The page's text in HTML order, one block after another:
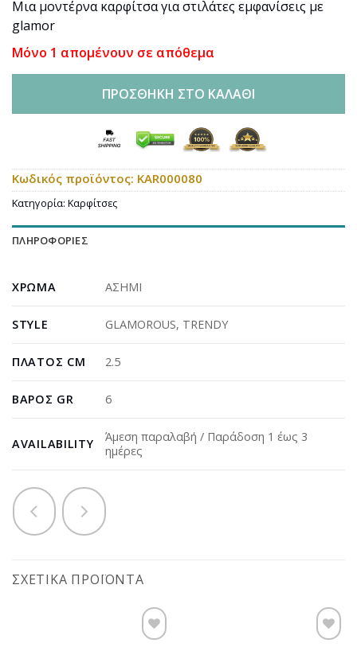
Μια μοντέρνα καρφίτσα για στιλάτες εμφανίσεις με
glamor
Μόνο 1 απομένουν σε απόθεμα
ΠΡΟΣΘΉΚΗ ΣΤΟ ΚΑΛΆΘΙ
Κωδικός προϊόντος: KAR000080
Κατηγορία: Καρφίτσες
ΠΛΗΡΟΦΟΡΊΕΣ
ΧΡΏΜΑ ΑΣΗΜΙ
STYLE GLAMOROUS, TRENDY
ΠΛΆΤΟΣ CM 2.5
ΒΆΡΟΣ GR 6
AVAILABILITY
Άμεση παραλαβή / Παράδοση 1 έως 3
ημέρες
ΣΧΕΤΙΚΆ ΠΡΟΪΌΝΤΑ